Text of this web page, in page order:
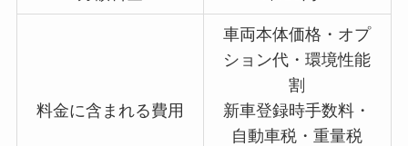
料金に含まれる費用
車両本体価格・オプ
ション代・環境性能
割
新車登録時手数料・
自動車税・重量税